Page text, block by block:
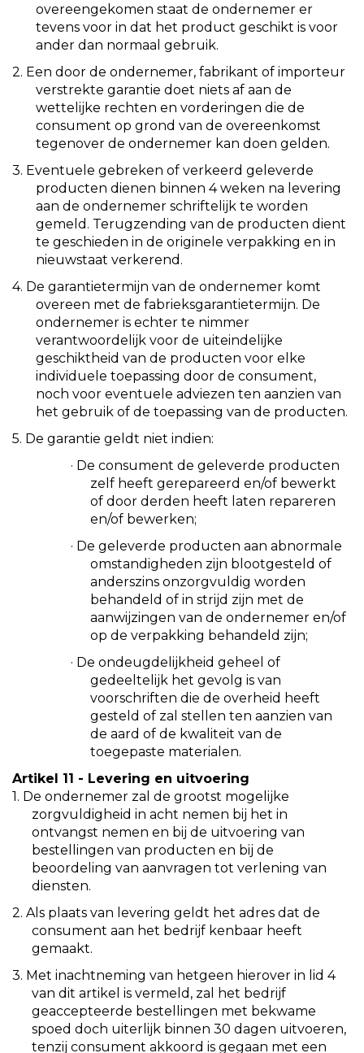
overeengekomen staat de ondernemer er
tevens voor in dat het product geschikt is voor
ander dan normaal gebruik.
2. Een door de ondernemer, fabrikant of importeur
verstrekte garantie doet niets af aan de
wettelijke rechten en vorderingen die de
consument op grond van de overeenkomst
tegenover de ondernemer kan doen gelden.
3. Eventuele gebreken of verkeerd geleverde
producten dienen binnen 4 weken na levering
aan de ondernemer schriftelijk te worden
gemeld. Terugzending van de producten dient
te geschieden in de originele verpakking en in
nieuwstaat verkerend.
4. De garantietermijn van de ondernemer komt
overeen met de fabrieksgarantietermijn. De
ondernemer is echter te nimmer
verantwoordelijk voor de uiteindelijke
geschiktheid van de producten voor elke
individuele toepassing door de consument,
noch voor eventuele adviezen ten aanzien van
het gebruik of de toepassing van de producten.
5. De garantie geldt niet indien:
· De consument de geleverde producten
zelf heeft gerepareerd en/of bewerkt
of door derden heeft laten repareren
en/of bewerken;
· De geleverde producten aan abnormale
omstandigheden zijn blootgesteld of
anderszins onzorgvuldig worden
behandeld of in strijd zijn met de
aanwijzingen van de ondernemer en/of
op de verpakking behandeld zijn;
· De ondeugdelijkheid geheel of
gedeeltelijk het gevolg is van
voorschriften die de overheid heeft
gesteld of zal stellen ten aanzien van
de aard of de kwaliteit van de
toegepaste materialen.
Artikel 11 - Levering en uitvoering
1. De ondernemer zal de grootst mogelijke
zorgvuldigheid in acht nemen bij het in
ontvangst nemen en bij de uitvoering van
bestellingen van producten en bij de
beoordeling van aanvragen tot verlening van
diensten.
2. Als plaats van levering geldt het adres dat de
consument aan het bedrijf kenbaar heeft
gemaakt.
3. Met inachtneming van hetgeen hierover in lid 4
van dit artikel is vermeld, zal het bedrijf
geaccepteerde bestellingen met bekwame
spoed doch uiterlijk binnen 30 dagen uitvoeren,
tenzij consument akkoord is gegaan met een